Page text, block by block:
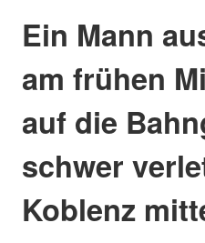
Ein Mann
am frühen
auf die
schwer
Koblenz